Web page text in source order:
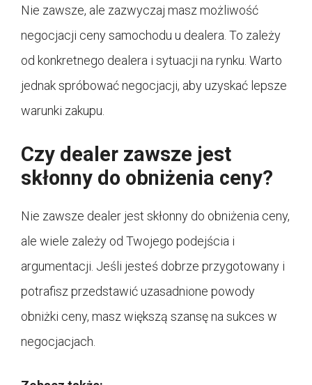
Nie zawsze, ale zazwyczaj masz możliwość
negocjacji ceny samochodu u dealera. To zależy
od konkretnego dealera i sytuacji na rynku. Warto
jednak spróbować negocjacji, aby uzyskać lepsze
warunki zakupu.
Czy dealer zawsze jest
skłonny do obniżenia ceny?
Nie zawsze dealer jest skłonny do obniżenia ceny,
ale wiele zależy od Twojego podejścia i
argumentacji. Jeśli jesteś dobrze przygotowany i
potrafisz przedstawić uzasadnione powody
obniżki ceny, masz większą szansę na sukces w
negocjacjach.